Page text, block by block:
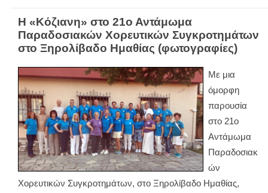
Η «Κόζιανη» στο 21ο Αντάμωμα
Παραδοσιακών Χορευτικών Συγκροτημάτων
στο Ξηρολίβαδο Ημαθίας (φωτογραφίες)
Με μια
όμορφη
παρουσία
στο 21ο
Αντάμωμα
Παραδοσιακ
ών
Χορευτικών Συγκροτημάτων, στο Ξηρολίβαδο Ημαθίας,